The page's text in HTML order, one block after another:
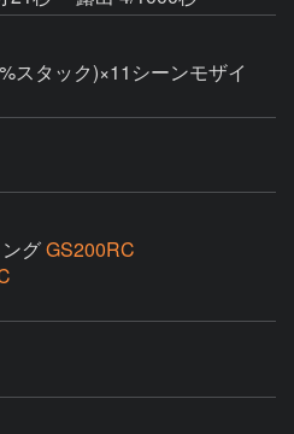
スタック)×11シーンモザイ
グGS200RC